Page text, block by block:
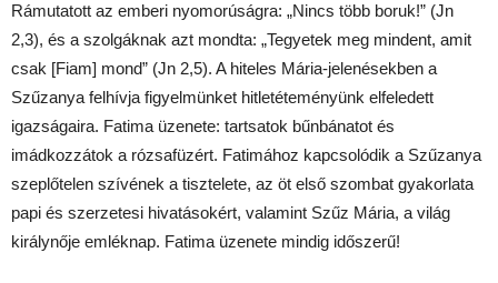
Rámutatott az emberi nyomorúságra: „Nincs több boruk!” (Jn
2,3), és a szolgáknak azt mondta: „Tegyetek meg mindent, amit
csak [Fiam] mond” (Jn 2,5). A hiteles Mária-jelenésekben a
Szűzanya felhívja figyelmünket hitletéteményünk elfeledett
igazságaira. Fatima üzenete: tartsatok bűnbánatot és
imádkozzátok a rózsafüzért. Fatimához kapcsolódik a Szűzanya
szeplőtelen szívének a tisztelete, az öt első szombat gyakorlata
papi és szerzetesi hivatásokért, valamint Szűz Mária, a világ
királynője emléknap. Fatima üzenete mindig időszerű!